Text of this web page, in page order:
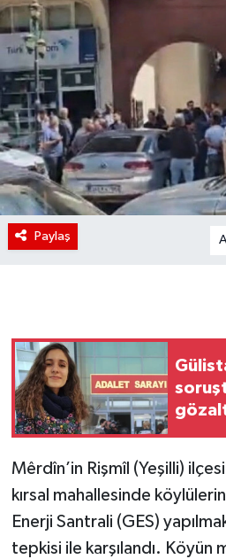
Paylaş
Mêrdîn’in Rişmîl (Yeşilli)
kırsal mahallesinde
Enerji Santrali (GES)
tepkisi ile karşılandı. Köyün